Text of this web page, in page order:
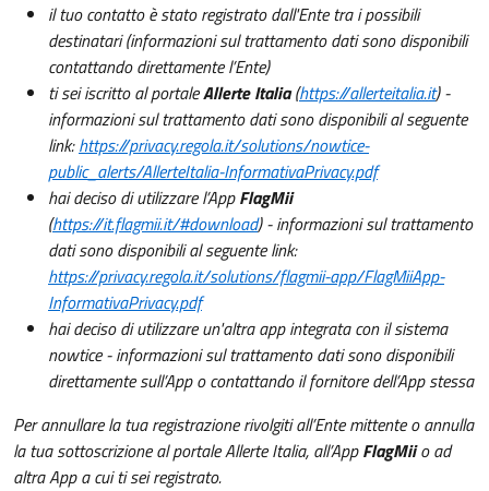
il tuo contatto è stato registrato dall'Ente tra i possibili
destinatari (informazioni sul trattamento dati sono disponibili
contattando direttamente l’Ente)
ti sei iscritto al portaleAllerte Italia(https://allerteitalia.it) -
informazioni sul trattamento dati sono disponibili al seguente
link:https://privacy.regola.it/solutions/nowtice-
public_alerts/AllerteItalia-InformativaPrivacy.pdf
hai deciso di utilizzare l’AppFlagMii
(https://it.flagmii.it/#download) - informazioni sul trattamento
dati sono disponibili al seguente link:
https://privacy.regola.it/solutions/flagmii-app/FlagMiiApp-
InformativaPrivacy.pdf
hai deciso di utilizzare un'altra app integrata con il sistema
nowtice - informazioni sul trattamento dati sono disponibili
direttamente sull’App o contattando il fornitore dell’App stessa
Per annullare la tua registrazione rivolgiti all’Ente mittente o annulla
la tua sottoscrizione al portale Allerte Italia, all’AppFlagMiio ad
altra App a cui ti sei registrato.